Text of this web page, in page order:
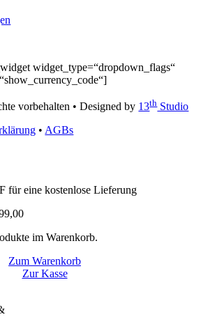
widget_type=“dropdown_flags“
vorbehalten • Designed by 13thStudio
• AGBs
für eine kostenlose Lieferung
im Warenkorb.
Zum Warenkorb
Zur Kasse